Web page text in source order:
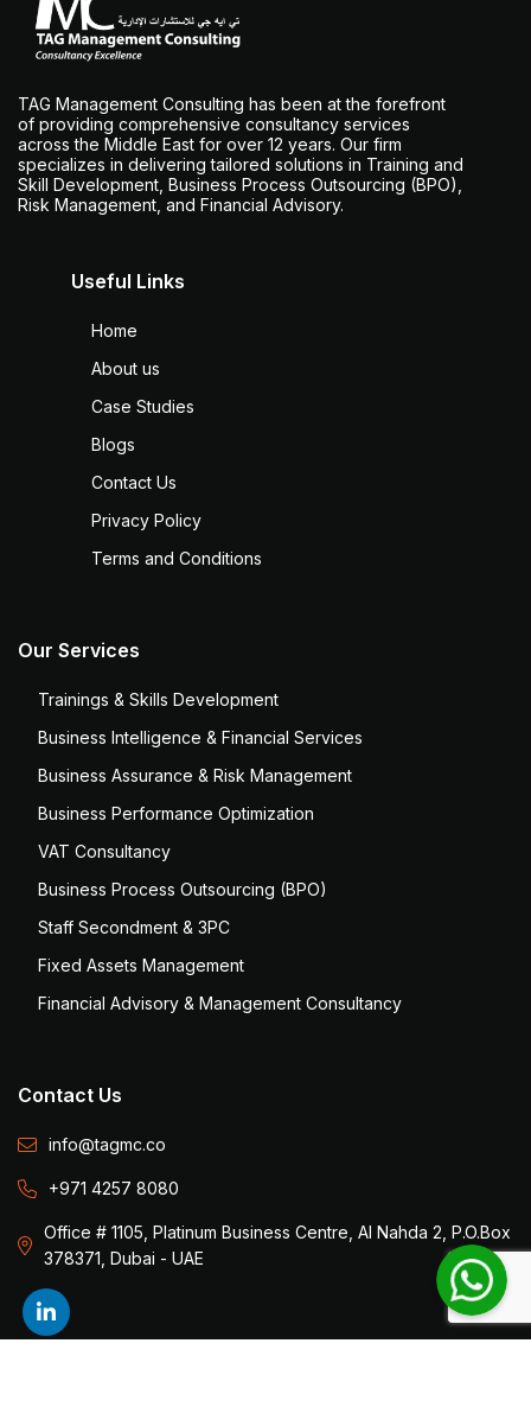
TAG Management Consulting has been at the forefront
of providing comprehensive consultancy services
across the Middle East for over 12 years. Our firm
specializes in delivering tailored solutions in Training and
Skill Development, Business Process Outsourcing (BPO),
Risk Management, and Financial Advisory.
Useful Links
Home
About us
Case Studies
Blogs
Contact Us
Privacy Policy
Terms and Conditions
Our Services
Trainings & Skills Development
Business Intelligence & Financial Services
Business Assurance & Risk Management
Business Performance Optimization
VAT Consultancy
Business Process Outsourcing (BPO)
Staff Secondment & 3PC
Fixed Assets Management
Financial Advisory & Management Consultancy
Contact Us
info@tagmc.co
+971 4257 8080
Office # 1105, Platinum Business Centre, Al Nahda 2, P.O.Box
378371, Dubai - UAE